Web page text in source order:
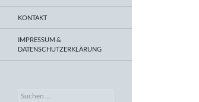
KONTAKT
IMPRESSUM &
DATENSCHUTZERKLÄRUNG
Suchen